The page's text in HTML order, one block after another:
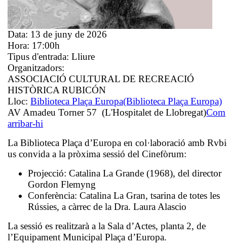
Data: 13 de juny de 2026
Hora: 17:00h
Tipus d'entrada: Lliure
Organitzadors:
ASSOCIACIÓ CULTURAL DE RECREACIÓ
HISTÒRICA RUBICÓN
Lloc: Biblioteca Plaça Europa(Biblioteca Plaça Europa)
AV Amadeu Torner 57 (L'Hospitalet de Llobregat)Com
arribar-hi
La Biblioteca Plaça d’Europa en col·laboració amb
us convida a la pròxima sessió del Cinefòrum:
Projecció: Catalina La Grande (1968), del director
Gordon Flemyng
Conferència: Catalina La Gran, tsarina de totes les
Rússies, a càrrec de la Dra. Laura Alascio
La sessió es realitzarà a la Sala d’Actes, planta 2, de
l’Equipament Municipal Plaça d’Europa.